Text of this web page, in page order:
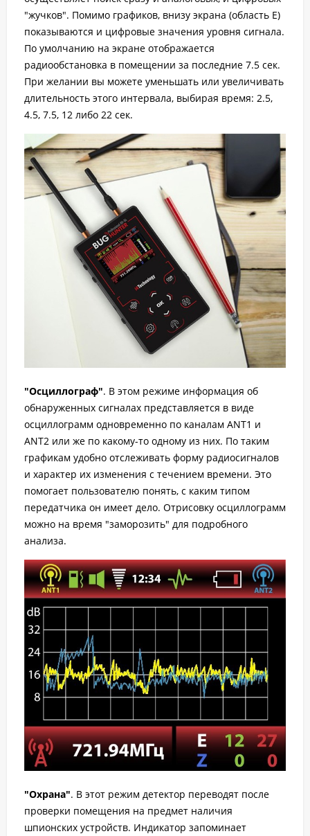
"жучков". Помимо графиков, внизу экрана (область E)
показываются и цифровые значения уровня сигнала.
По умолчанию на экране отображается
радиообстановка в помещении за последние 7.5 сек.
При желании вы можете уменьшать или увеличивать
длительность этого интервала, выбирая время: 2.5,
4.5, 7.5, 12 либо 22 сек.
"Осциллограф". В этом режиме информация об
обнаруженных сигналах представляется в виде
осциллограмм одновременно по каналам ANT1 и
ANT2 или же по какому-то одному из них. По таким
графикам удобно отслеживать форму радиосигналов
и характер их изменения с течением времени. Это
помогает пользователю понять, с каким типом
передатчика он имеет дело. Отрисовку осциллограмм
можно на время "заморозить" для подробного
анализа.
"Охрана". В этот режим детектор переводят после
проверки помещения на предмет наличия
шпионских устройств. Индикатор запоминает